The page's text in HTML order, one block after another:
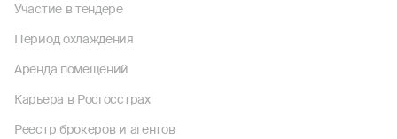
Участие в тендере
Период охлаждения
Аренда помещений
Карьера в Росгосстрах
Реестр брокеров и агентов